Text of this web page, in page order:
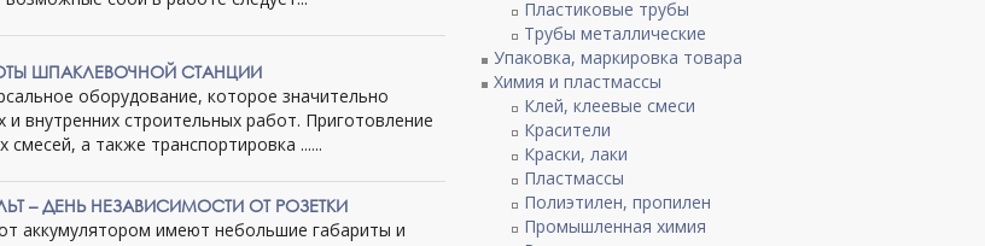
ШПАКЛЕВОЧНОЙ СТАНЦИИ
оборудование, которое значительно
внутренних строительных работ. Приготовление
смесей, а также транспортировка ......
– ДЕНЬ НЕЗАВИСИМОСТИ ОТ РОЗЕТКИ
аккумулятором имеют небольшие габариты и
Пластиковые трубы
Трубы металлические
Упаковка, маркировка товара
Химия и пластмассы
Клей, клеевые смеси
Красители
Краски, лаки
Пластмассы
Полиэтилен, пропилен
Промышленная химия